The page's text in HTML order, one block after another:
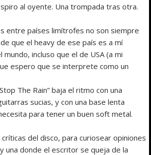
al oyente. Una trompada tras otra.
entre países limítrofes no son siempre
que el heavy de ese país es a mí
incluso que el de USA (a mi
espero que se interprete como un
The Rain” baja el ritmo con una
sucias, y con una base lenta
para tener un buen soft metal.
del disco, para curiosear opiniones
una donde el escritor se queja de la